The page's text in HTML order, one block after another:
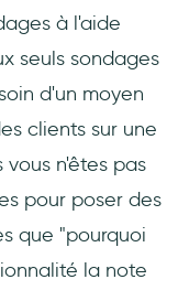
à l'aide
seuls sondages
d'un moyen
clients sur une
n'êtes pas
pour poser des
que "pourquoi
la note